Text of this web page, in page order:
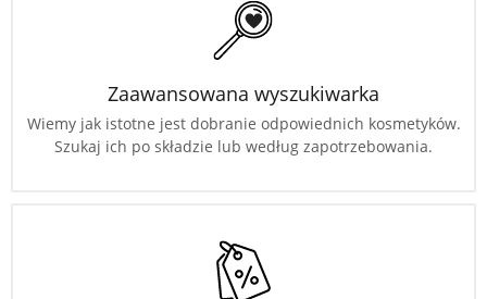
Zaawansowana wyszukiwarka
Wiemy jak istotne jest dobranie odpowiednich kosmetyków.
Szukaj ich po składzie lub według zapotrzebowania.